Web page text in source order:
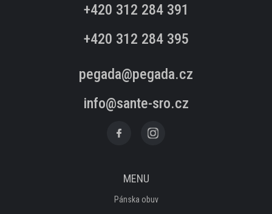
+420 312 284 391
+420 312 284 395
pegada@pegada.cz
info@sante-sro.cz
MENU
Pánska obuv